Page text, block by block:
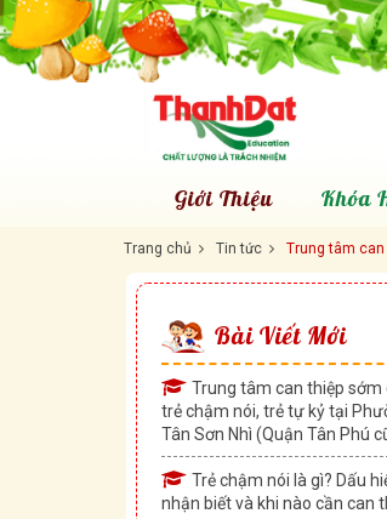
Giới Thiệu Khóa
Trang chủ Tin tức Trung tâm
Bài Viết Mới
Trung tâm can thiệp sớm
trẻ chậm nói, trẻ tự kỷ tại
Tân Sơn Nhì (Quận Tân Phú
Trẻ chậm nói là gì? Dấu
nhận biết và khi nào cần can